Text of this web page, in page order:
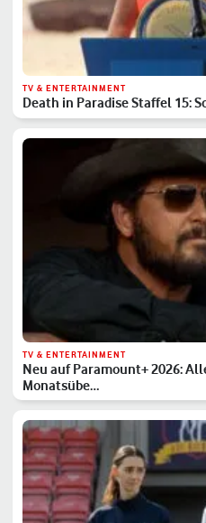
TV & ENTERTAINMENT
Death in Paradise Staffel 15:
TV & ENTERTAINMENT
Neu auf Paramount+ 2026:
Monatsübe…